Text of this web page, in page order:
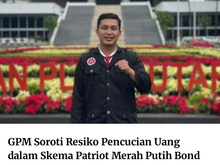
GPM Soroti Resiko Pencucian Uang
dalam Skema Patriot Merah Putih Bond